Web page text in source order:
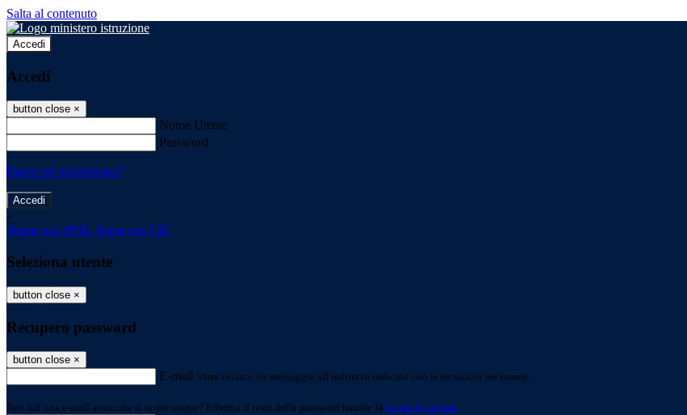
Salta al contenuto
Accedi
Accedi
button close ×
Nome Utente
Password
Password dimenticata?
-
Entra con SPID Entra con CIE
Seleziona utente
button close ×
Recupero password
button close ×
E-mail Verrà inviato un messaggio all'indirizzo indicato con le istruzioni necessarie.
Non hai una e-mail associata al nome utente? Effettua il reset della password tramite la Login Spaggiari